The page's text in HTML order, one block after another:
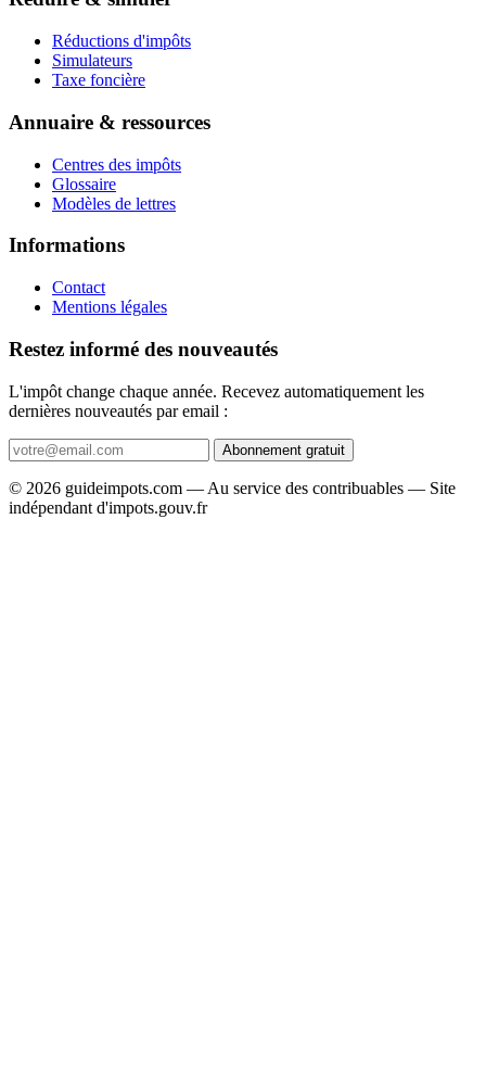
Réductions d'impôts
Simulateurs
Taxe foncière
Annuaire & ressources
Centres des impôts
Glossaire
Modèles de lettres
Informations
Contact
Mentions légales
Restez informé des nouveautés
L'impôt change chaque année. Recevez automatiquement les
dernières nouveautés par email :
Abonnement gratuit
© 2026 guideimpots.com — Au service des contribuables — Site
indépendant d'impots.gouv.fr